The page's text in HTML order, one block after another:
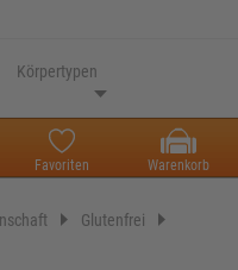
Körpertypen
Favoriten Warenkorb
Glutenfrei